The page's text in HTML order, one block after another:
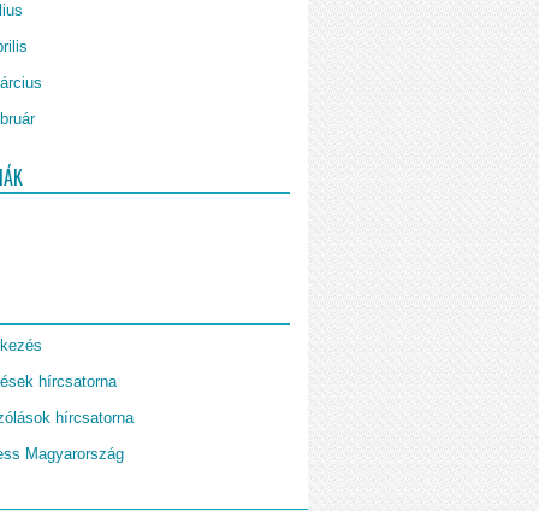
hírcsatorna
hírcsatorna
Magyarország